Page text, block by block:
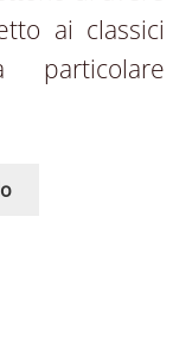
ai classici